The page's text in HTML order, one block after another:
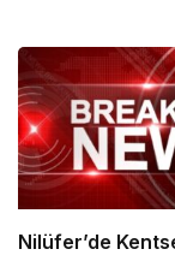
Nilüfer’de